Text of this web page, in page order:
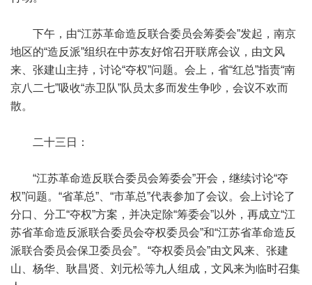
下午，由“江苏革命造反联合委员会筹委会”发起，南京
地区的“造反派”组织在中苏友好馆召开联席会议，由文风
来、张建山主持，讨论“夺权”问题。会上，省“红总”指责“南
京八二七”吸收“赤卫队”队员太多而发生争吵，会议不欢而
散。
二十三日：
“江苏革命造反联合委员会筹委会”开会，继续讨论“夺
权”问题。“省革总”、“市革总”代表参加了会议。会上讨论了
分口、分工“夺权”方案，并决定除“筹委会”以外，再成立“江
苏省革命造反派联合委员会夺权委员会”和“江苏省革命造反
派联合委员会保卫委员会”。“夺权委员会”由文风来、张建
山、杨华、耿昌贤、刘元松等九人组成，文风来为临时召集